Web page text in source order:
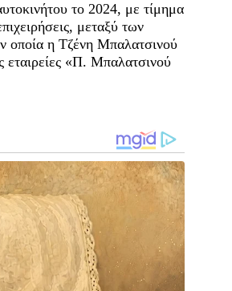
το 2024, με τίμημα
μεταξύ των
η Τζένη Μπαλατσινού
εταιρείες «Π. Μπαλατσινού